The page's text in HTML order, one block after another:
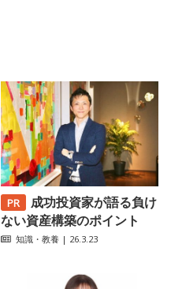
成功投資家が語る負け
ない資産構築のポイント
知識・教養 | 26.3.23